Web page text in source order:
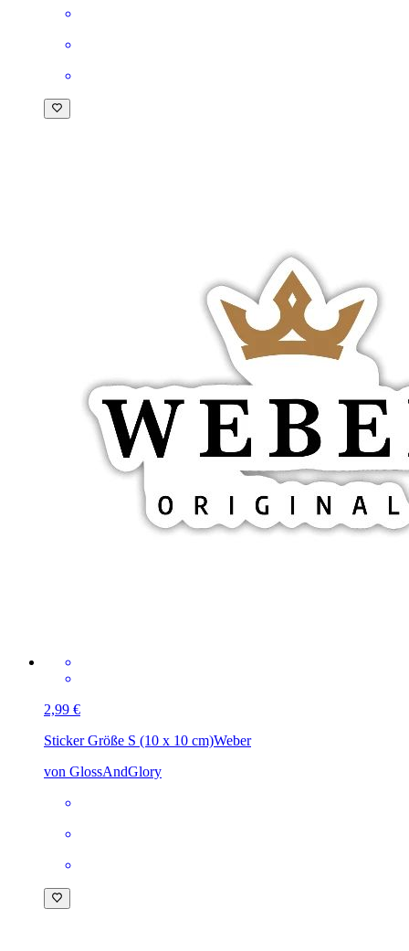
2,99 €
Sticker Größe S (10 x 10 cm)Weber
von GlossAndGlory